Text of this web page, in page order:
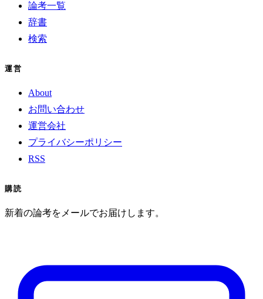
論考一覧
辞書
検索
運営
About
お問い合わせ
運営会社
プライバシーポリシー
RSS
購読
新着の論考をメールでお届けします。